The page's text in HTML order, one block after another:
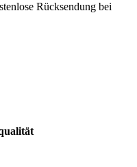
Rücksendung bei